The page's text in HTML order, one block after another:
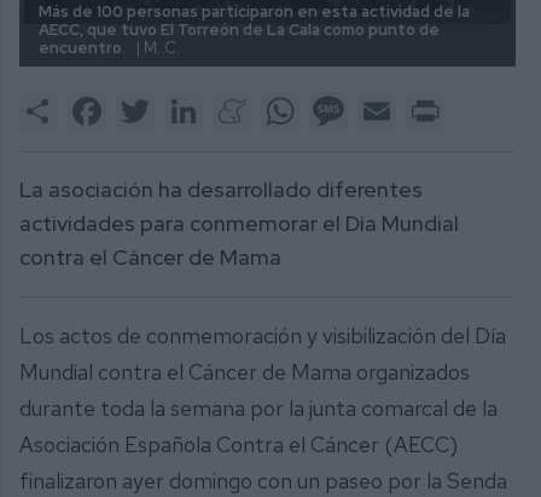
Más de 100 personas participaron en esta actividad de la
AECC, que tuvo El Torreón de La Cala como punto de
encuentro.
| M. C.
Share FacebookTwitter LinkedInMeneameWhatsAppMessage
Email
La asociación ha desarrollado diferentes
actividades para conmemorar el Día Mundial
contra el Cáncer de Mama
Los actos de conmemoración y visibilización del Día
Mundial contra el Cáncer de Mama organizados
durante toda la semana por la junta comarcal de la
Asociación Española Contra el Cáncer (AECC)
finalizaron ayer domingo con un paseo por la Senda